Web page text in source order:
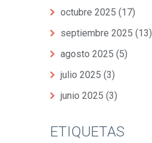
octubre 2025 (17)
septiembre 2025 (13)
agosto 2025 (5)
julio 2025 (3)
junio 2025 (3)
ETIQUETAS